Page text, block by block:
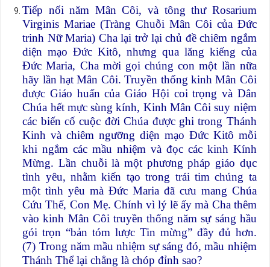
Tiếp nối năm Mân Côi, và tông thư Rosarium
Virginis Mariae (Tràng Chuỗi Mân Côi của Đức
trinh Nữ Maria) Cha lại trở lại chủ đề chiêm ngắm
diện mạo Đức Kitô, nhưng qua lăng kiếng của
Đức Maria, Cha mời gọi chúng con một lần nữa
hãy lần hạt Mân Côi. Truyền thống kinh Mân Côi
được Giáo huấn của Giáo Hội coi trọng và Dân
Chúa hết mực sùng kính, Kinh Mân Côi suy niệm
các biến cố cuộc đời Chúa được ghi trong Thánh
Kinh và chiêm ngưỡng diện mạo Đức Kitô mỗi
khi ngắm các mầu nhiệm và đọc các kinh Kính
Mừng. Lần chuỗi là một phương pháp giáo dục
tình yêu, nhằm kiến tạo trong trái tim chúng ta
một tình yêu mà Đức Maria đã cưu mang Chúa
Cứu Thế, Con Mẹ. Chính vì lý lẽ ấy mà Cha thêm
vào kinh Mân Côi truyền thống năm sự sáng hầu
gói trọn “bản tóm lược Tin mừng” đầy đủ hơn.
(7) Trong năm mầu nhiệm sự sáng đó, mầu nhiệm
Thánh Thể lại chẳng là chóp đỉnh sao?